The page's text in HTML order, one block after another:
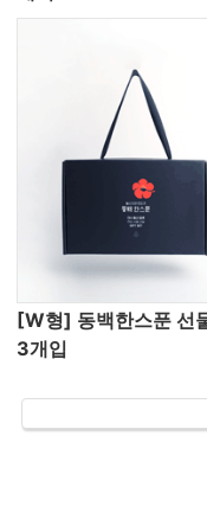
[W형] 동백한스푼 선
3개입